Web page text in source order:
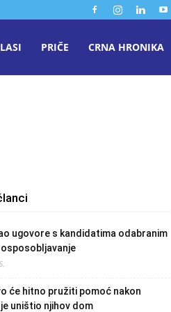
PRIČE CRNA HRONIKA
ugovore s kandidatima odabranim
će hitno pružiti pomoć nakon
uništio njihov dom